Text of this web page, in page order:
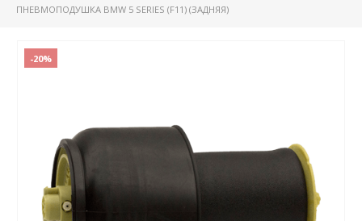
ПНЕВМОПОДУШКА BMW 5 SERIES (F11) (ЗАДНЯЯ)
-20%